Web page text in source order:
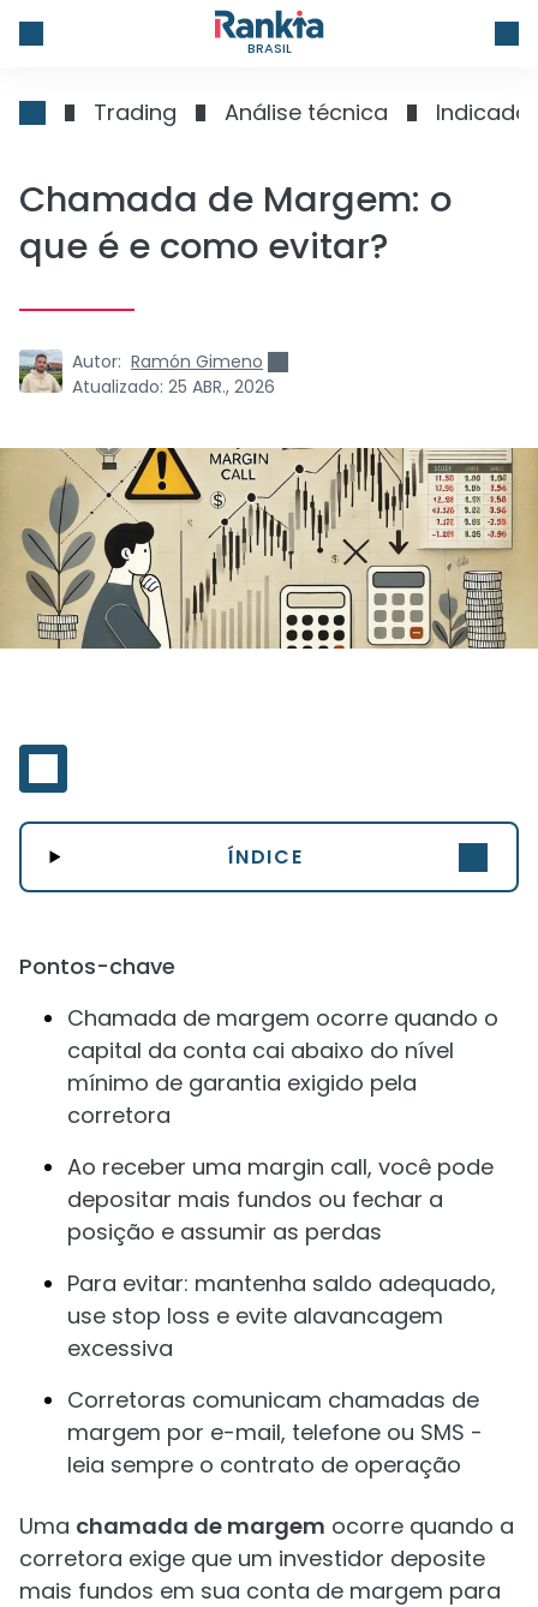
BRASIL
Trading Análise técnica
Chamada de Margem: o
que é e como evitar?
Autor: Ramón Gimeno
Atualizado: 25 ABR., 2026
ÍNDICE
Pontos-chave
Chamada de margem ocorre quando o
capital da conta cai abaixo do nível
mínimo de garantia exigido pela
corretora
Ao receber uma margin call, você pode
depositar mais fundos ou fechar a
posição e assumir as perdas
Para evitar: mantenha saldo adequado,
use stop loss e evite alavancagem
excessiva
Corretoras comunicam chamadas de
margem por e-mail, telefone ou SMS -
leia sempre o contrato de operação
Uma chamada de margem ocorre quando a
corretora exige que um investidor deposite
mais fundos em sua conta de margem para